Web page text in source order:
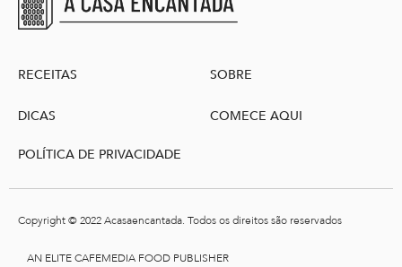
RECEITAS
DICAS
SOBRE
COMECE AQUI
POLÍTICA DE PRIVACIDADE
Copyright © 2022 Acasaencantada. Todos os direitos são reservados
AN ELITE CAFEMEDIA FOOD PUBLISHER